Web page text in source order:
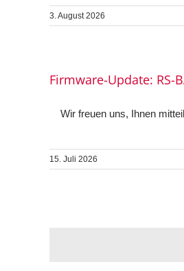
3. August 2026
Firmware-Update: RS-
Wir freuen uns, Ihnen
15. Juli 2026